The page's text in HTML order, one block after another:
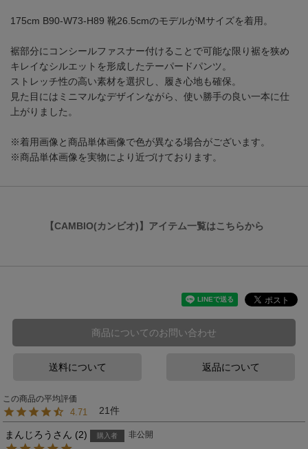
175cm B90-W73-H89 靴26.5cmのモデルがMサイズを着用。
裾部分にコンシールファスナー付けることで可能な限り裾を狭め
キレイなシルエットを形成したテーパードパンツ。
ストレッチ性の高い素材を選択し、履き心地も確保。
見た目にはミニマルなデザインながら、使い勝手の良い一本に仕
上がりました。
※着用画像と商品単体画像で色が異なる場合がございます。
※商品単体画像を実物により近づけております。
【CAMBIO(カンビオ)】アイテム一覧はこちらから
商品についてのお問い合わせ
送料について 返品について
4.71 21
まんじろう 2 購入者 非公開